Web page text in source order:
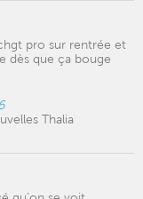
pro sur rentrée et
dès que ça bouge
Thalia